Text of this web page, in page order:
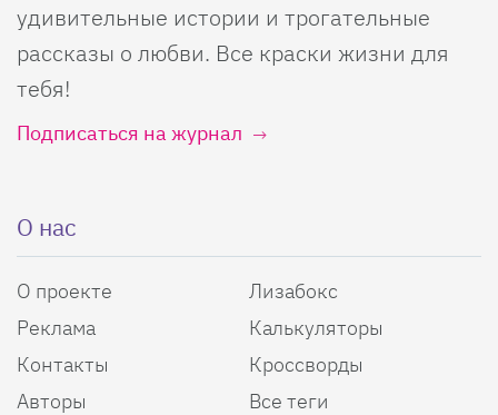
удивительные истории и трогательные
рассказы о любви. Все краски жизни для
тебя!
Подписаться на журнал
О нас
О проекте
Реклама
Контакты
Авторы
Лизабокс
Калькуляторы
Кроссворды
Все теги